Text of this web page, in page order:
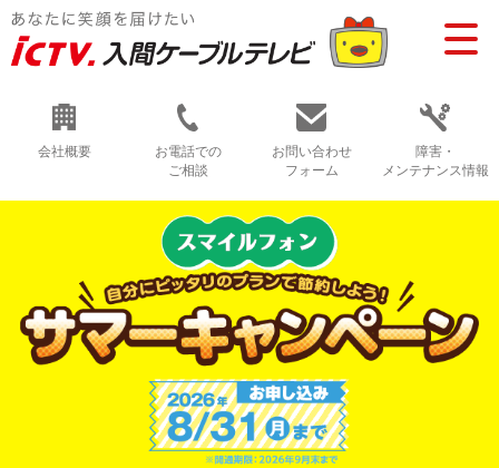
会社概要
お電話での
ご相談
お問い合わせ
フォーム
障害・
メンテナンス情報